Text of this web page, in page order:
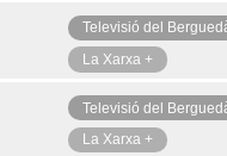
Televisió del
La Xarxa +
Televisió del
La Xarxa +